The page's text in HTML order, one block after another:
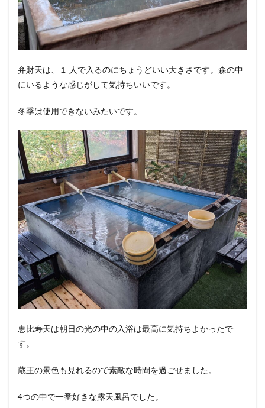
弁財天は、１ 人で入るのにちょうどいい大きさです。森の中
にいるような感じがして気持ちいいです。
冬季は使用できないみたいです。
恵比寿天は朝日の光の中の入浴は最高に気持ちよかったで
す。
蔵王の景色も見れるので素敵な時間を過ごせました。
4つの中で一番好きな露天風呂でした。